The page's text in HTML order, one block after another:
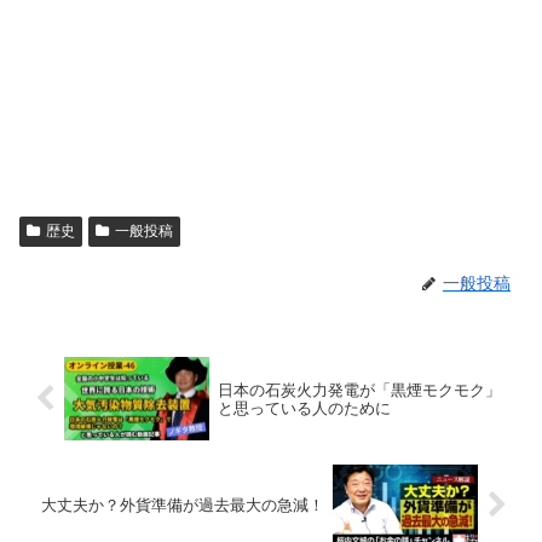
歴史 一般投稿
一般投稿
日本の石炭火力発電が「黒煙モクモク」
と思っている人のために
大丈夫か？外貨準備が過去最大の急減！